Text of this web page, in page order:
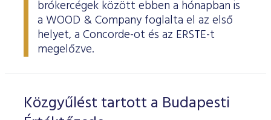
brókercégek között ebben a hónapban is
a WOOD & Company foglalta el az első
helyet, a Concorde-ot és az ERSTE-t
megelőzve.
Közgyűlést tartott a Budapesti